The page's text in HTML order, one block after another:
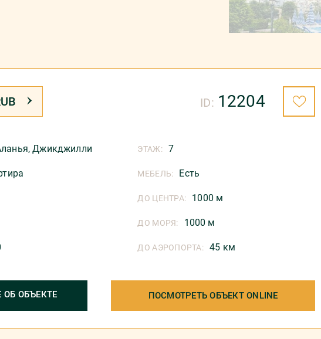
ID: 12204
,Джикджилли ЭТАЖ: 7
МЕБЕЛЬ: Есть
ДО ЦЕНТРА: 1000 м
ДО МОРЯ: 1000 м
ДО АЭРОПОРТА: 45 км
ОБ ОБЪЕКТЕ ПОСМОТРЕТЬ ОБЪЕКТ ONLINE